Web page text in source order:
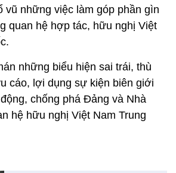
vũ những việc làm góp phần gìn
quan hệ hợp tác, hữu nghị Việt
những biểu hiện sai trái, thù
cáo, lợi dụng sự kiện biên giới
chống phá Đảng và Nhà
hệ hữu nghị Việt Nam Trung